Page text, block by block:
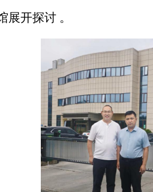
展开探讨 。